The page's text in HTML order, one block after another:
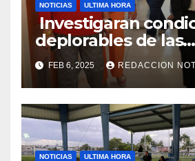
NOTICIAS ULTIMA HORA
Investigaran
deplorables de las
facilidades el
de la Salud en
FEB 6, 2025 REDACCION
NOTICIAS ULTIMA HORA